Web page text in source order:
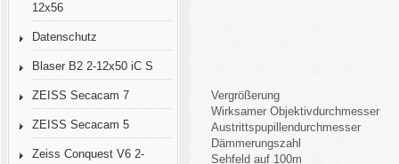
12x56
Datenschutz
Blaser B2 2-12x50 iC S
ZEISS Secacam 7
ZEISS Secacam 5
Zeiss Conquest V6 2-
Vergrößerung
Wirksamer Objektivdurchmesser
Austrittspupillendurchmesser
Dämmerungszahl
Sehfeld auf 100m